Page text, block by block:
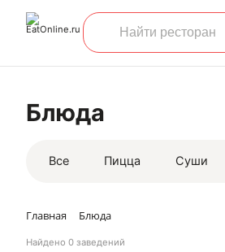
Блюда
Все Пицца Суши
Главная Блюда
Найдено 0 заведений